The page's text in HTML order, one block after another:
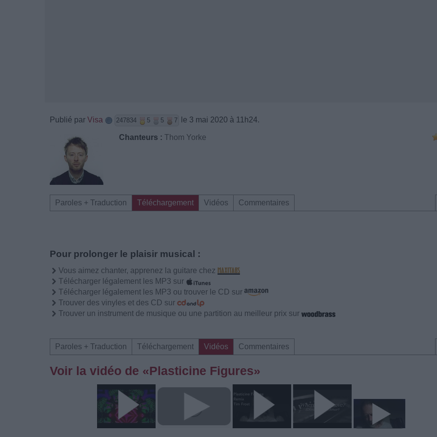
Publié par Visa 247834 5 5 7 le 3 mai 2020 à 11h24.
Chanteurs : Thom Yorke
Paroles + Traduction Téléchargement Vidéos Commentaires
Pour prolonger le plaisir musical :
Vous aimez chanter, apprenez la guitare chez
Télécharger légalement les MP3 sur
Télécharger légalement les MP3 ou trouver le CD sur
Trouver des vinyles et des CD sur
Trouver un instrument de musique ou une partition au meilleur prix sur
Paroles + Traduction Téléchargement Vidéos Commentaires
Voir la vidéo de «Plasticine Figures»